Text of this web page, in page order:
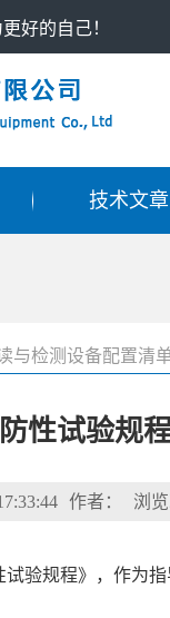
好的自己！
技术文章
与检测设备配置清
性试验规
作者： 浏
验规程》，作